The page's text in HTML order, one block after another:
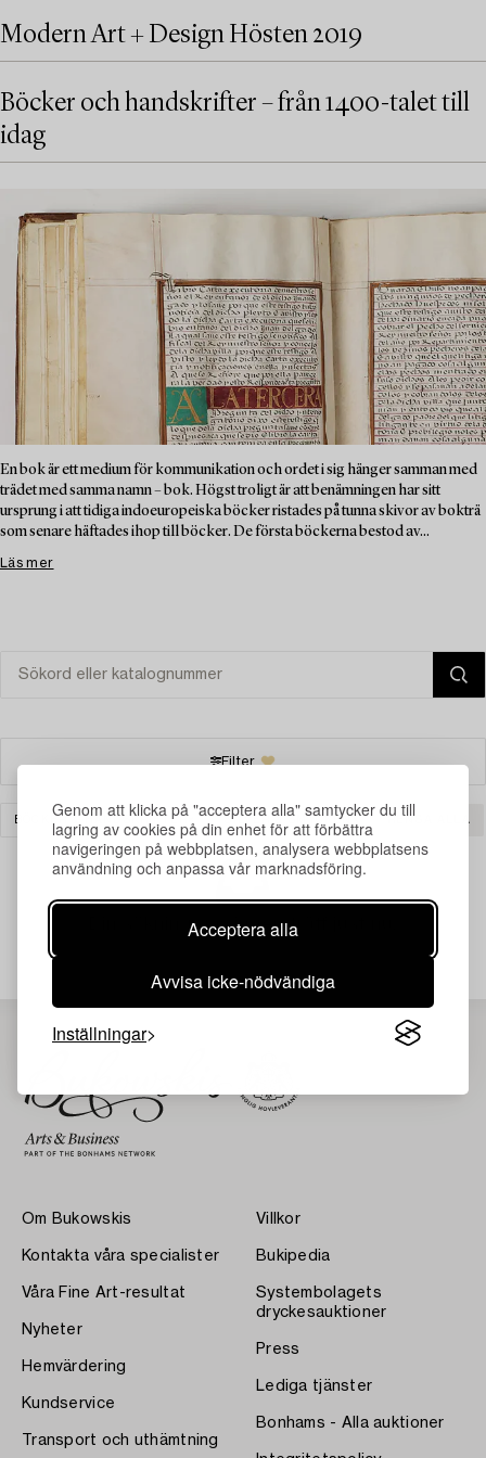
Genom att klicka på "acceptera alla" samtycker du till
lagring av cookies på din enhet för att förbättra
navigeringen på webbplatsen, analysera webbplatsens
användning och anpassa vår marknadsföring.
Acceptera alla
Avvisa icke-nödvändiga
Inställningar
Modern Art + Design Hösten 2019
Böcker och handskrifter – från 1400-talet till
idag
En bok är ett medium för kommunikation och ordet i sig hänger samman med
trädet med samma namn – bok. Högst troligt är att benämningen har sitt
ursprung i att tidiga indoeuropeiska böcker ristades på tunna skivor av bokträ
som senare häftades ihop till böcker. De första böckerna bestod av...
Läs mer
Filter
BÖCKER & HANDSKRIFTER SILVER & SMYCKEN RENSA ALLA
Din sökning gav ingen träff just nu.
Om Bukowskis
Kontakta våra specialister
Våra Fine Art-resultat
Nyheter
Hemvärdering
Kundservice
Transport och uthämtning
Villkor
Bukipedia
Systembolagets
dryckesauktioner
Press
Lediga tjänster
Bonhams - Alla auktioner